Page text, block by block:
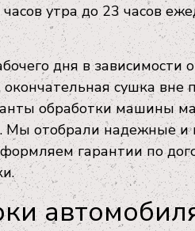
утра до 23 часов
дня в зависимости
сушка
обработки машины
отобрали надежные и
гарантии по